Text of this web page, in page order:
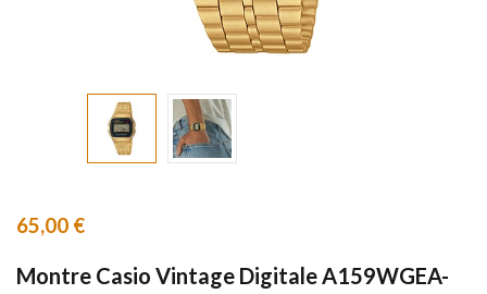
65,00 €
Montre Casio Vintage Digitale A159WGEA-